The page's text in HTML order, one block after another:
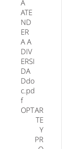
A
ATE
ND
ER
A A
DIV
ERSI
DA
Ddo
c.pd
f
OPTAR
TE
Y
PR